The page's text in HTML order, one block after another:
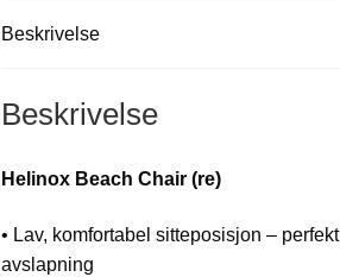
Beskrivelse
Beskrivelse
Helinox Beach Chair (re)
• Lav, komfortabel sitteposisjon –
avslapning